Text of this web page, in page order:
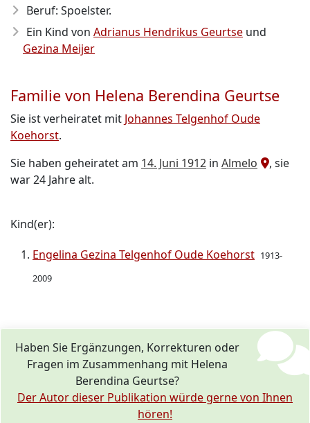
Beruf: Spoelster.
Ein Kind von Adrianus Hendrikus Geurtse und
Gezina Meijer
Familie von Helena Berendina Geurtse
Sie ist verheiratet mit Johannes Telgenhof Oude
Koehorst.
Sie haben geheiratet am 14. Juni 1912 in Almelo
, sie
war 24 Jahre alt.
Kind(er):
Engelina Gezina Telgenhof Oude Koehorst 1913-
2009
Haben Sie Ergänzungen, Korrekturen oder
Fragen im Zusammenhang mit Helena
Berendina Geurtse?
Der Autor dieser Publikation würde gerne von Ihnen
hören!